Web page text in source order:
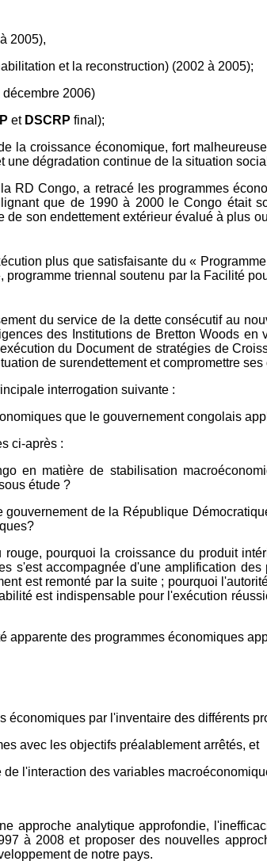
2005),
et la reconstruction) (2002 à 2005);
2006)
et DSCRP final);
la croissance économique, fort
dégradation continue de la situation
RD Congo, a retracé les programmes
que de 1990 à 2000 le Congo était
son endettement extérieur évalué à plus
plus que satisfaisante du «
triennal soutenu par la Facilité
du service de la dette consécutif au
des Institutions de Bretton Woods
du Document de stratégies de
de surendettement et compromettre
interrogation suivante :
que le gouvernement congolais
ci-après :
en matière de stabilisation
étude ?
de la République
pourquoi la croissance du produit
s'est accompagnée d'une amplification
est remonté par la suite ; pourquoi
est indispensable pour l'exécution
apparente des programmes économiques
par l'inventaire des différents
avec les objectifs préalablement arrêtés, et
l'interaction des variables
approche analytique approfondie,
à 2008 et proposer des nouvelles
de notre pays.